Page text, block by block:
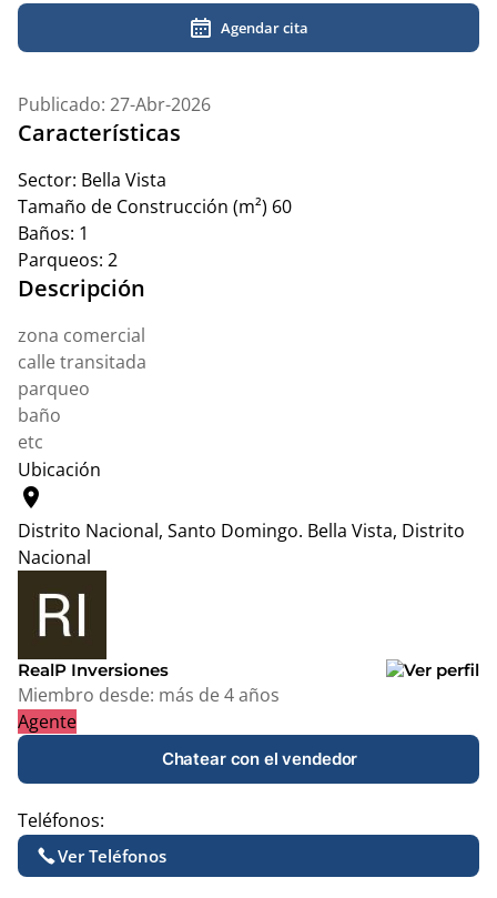
Agendar cita
Publicado: 27-Abr-2026
Características
Sector: Bella Vista
Tamaño de Construcción (m²) 60
Baños: 1
Parqueos: 2
Descripción
zona comercial
calle transitada
parqueo
baño
etc
Ubicación
location_on
Distrito Nacional, Santo Domingo. Bella Vista, Distrito
Nacional
+
−
RealP Inversiones
Miembro desde: más de 4 años
Agente
Chatear con el vendedor
Teléfonos:
Ver Teléfonos